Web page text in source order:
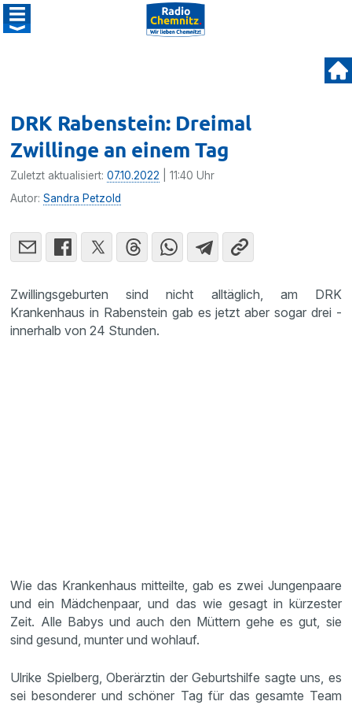
DRK Rabenstein: Dreimal
Zwillinge an einem Tag
Zuletzt aktualisiert:07.10.2022 | 11:40 Uhr
Autor:Sandra Petzold
Zwillingsgeburten sind nicht alltäglich, am DRK
Krankenhaus in Rabenstein gab es jetzt aber sogar drei -
innerhalb von 24 Stunden.
Wie das Krankenhaus mitteilte, gab es zwei Jungenpaare
und ein Mädchenpaar, und das wie gesagt in kürzester
Zeit. Alle Babys und auch den Müttern gehe es gut, sie
sind gesund, munter und wohlauf.
Ulrike Spielberg, Oberärztin der Geburtshilfe sagte uns, es
sei besonderer und schöner Tag für das gesamte Team